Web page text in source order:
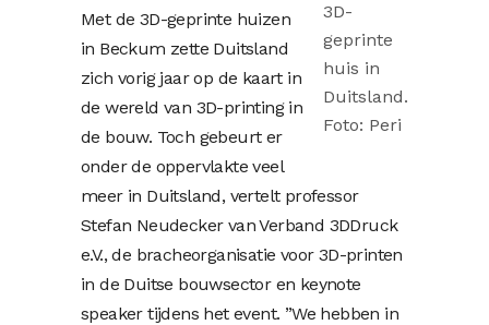
3D-
geprinte
huis in
Duitsland.
Foto: Peri
Met de 3D-geprinte huizen
in Beckum zette Duitsland
zich vorig jaar op de kaart in
de wereld van 3D-printing in
de bouw. Toch gebeurt er
onder de oppervlakte veel
meer in Duitsland, vertelt professor
Stefan Neudecker van Verband 3DDruck
e.V., de bracheorganisatie voor 3D-printen
in de Duitse bouwsector en keynote
speaker tijdens het event. ”We hebben in